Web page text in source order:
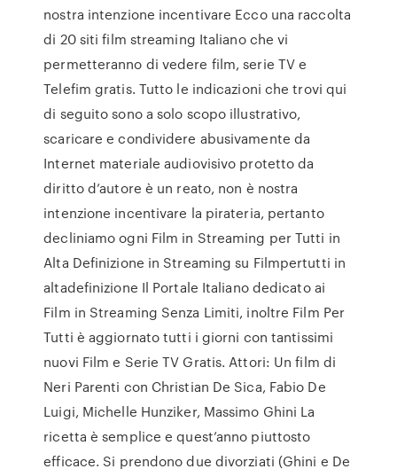
nostra intenzione incentivare Ecco una raccolta
di 20 siti film streaming Italiano che vi
permetteranno di vedere film, serie TV e
Telefim gratis. Tutto le indicazioni che trovi qui
di seguito sono a solo scopo illustrativo,
scaricare e condividere abusivamente da
Internet materiale audiovisivo protetto da
diritto d’autore è un reato, non è nostra
intenzione incentivare la pirateria, pertanto
decliniamo ogni Film in Streaming per Tutti in
Alta Definizione in Streaming su Filmpertutti in
altadefinizione Il Portale Italiano dedicato ai
Film in Streaming Senza Limiti, inoltre Film Per
Tutti è aggiornato tutti i giorni con tantissimi
nuovi Film e Serie TV Gratis. Attori: Un film di
Neri Parenti con Christian De Sica, Fabio De
Luigi, Michelle Hunziker, Massimo Ghini La
ricetta è semplice e quest’anno piuttosto
efficace. Si prendono due divorziati (Ghini e De